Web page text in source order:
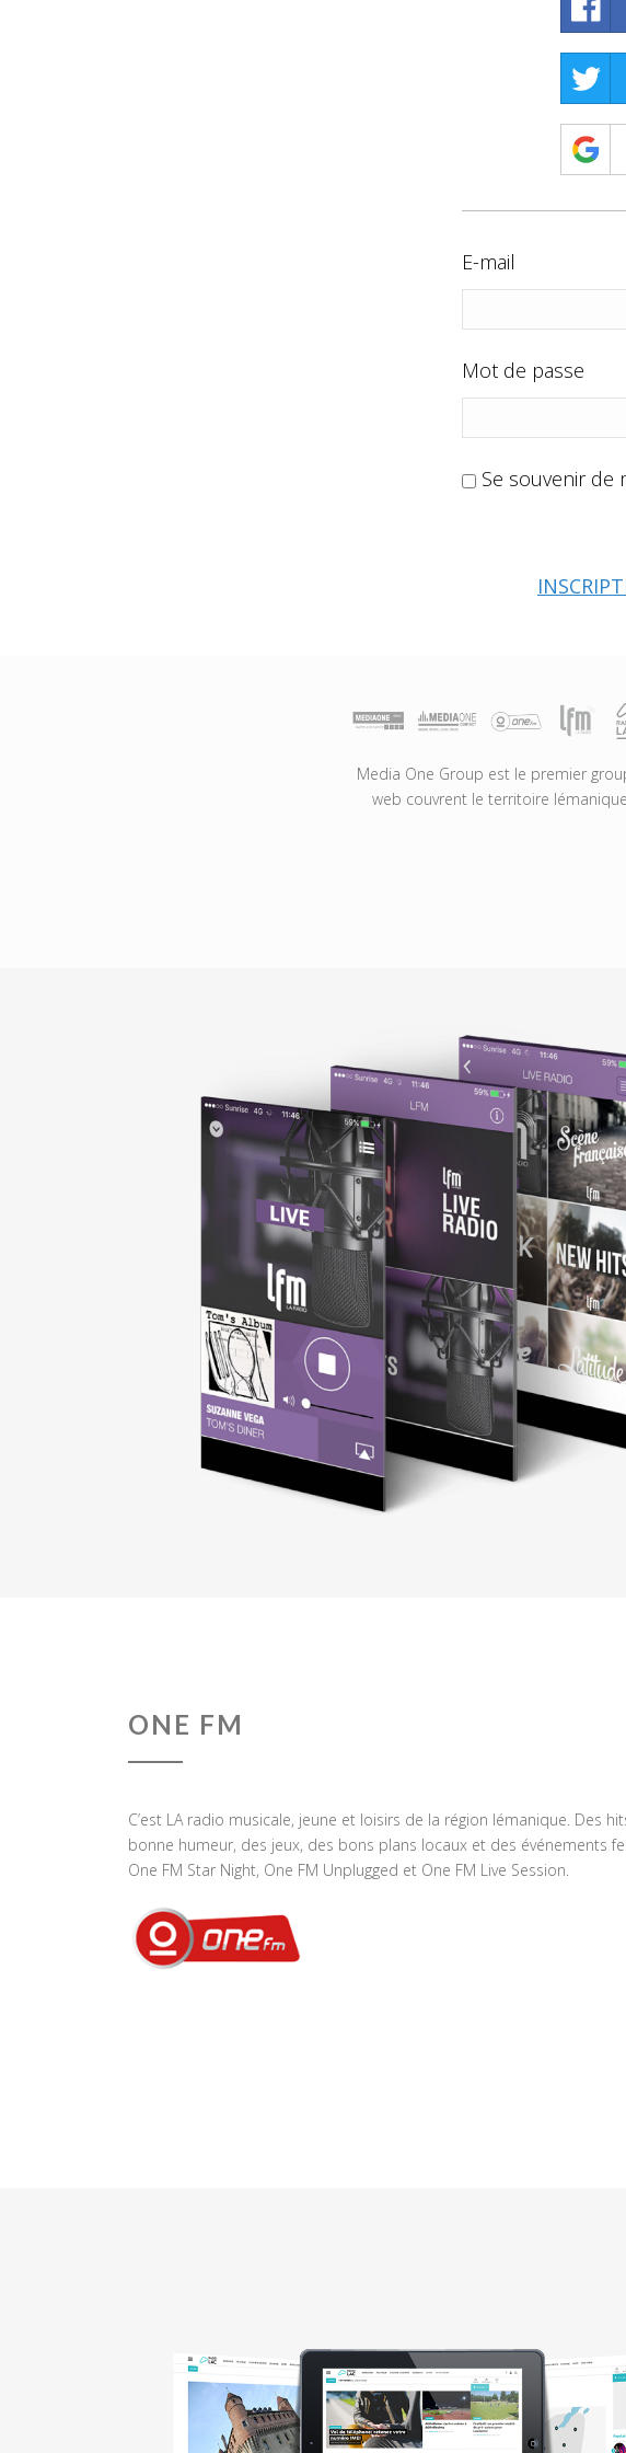
E-mail
Mot de passe
Se souvenir de
Media One Group est le premier
web couvrent le territoire
ONE FM
C’est LA radio musicale, jeune et loisirs de la région lémanique. Des
bonne humeur, des jeux, des bons plans locaux et des événements
One FM Star Night, One FM Unplugged et One FM Live Session.